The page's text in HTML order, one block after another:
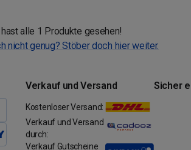
hast alle 1 Produkte gesehen!
nicht genug? Stöber doch hier weiter.
Verkauf und Versand
Kostenloser Versand:
Verkauf und Versand
durch:
Verkauf Gutscheine
Sicher